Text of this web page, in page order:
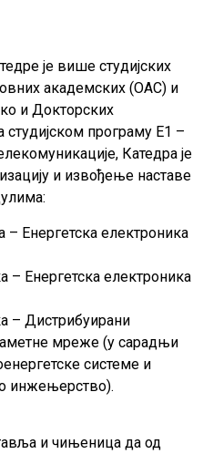
је више студијских
академских (ОАС) и
и Докторских
програму Е1 –
Катедра је
и извођење наставе
Енергетска електроника
– Енергетска електроника
– Дистрибуирани
мреже (у сарадњи
системе и
инжењерство).
и чињеница да од